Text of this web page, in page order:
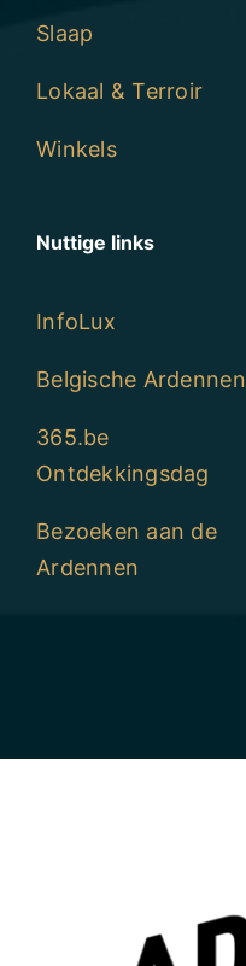
Slaap
Lokaal & Terroir
Winkels
Nuttige links
InfoLux
Belgische Ardennen
365.be
Ontdekkingsdag
Bezoeken aan de
Ardennen